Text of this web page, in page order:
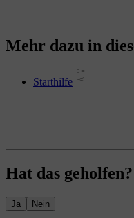
Mehr dazu in
Starthilfe
Hat das geholfen?
Ja Nein